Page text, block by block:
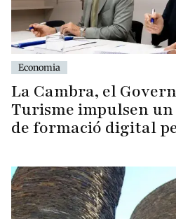
Economia
La Cambra, el
Turisme impulsen
de formació digital